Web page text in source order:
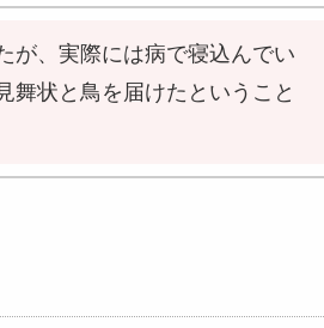
が、実際には病で寝込んでい
舞状と鳥を届けたということ